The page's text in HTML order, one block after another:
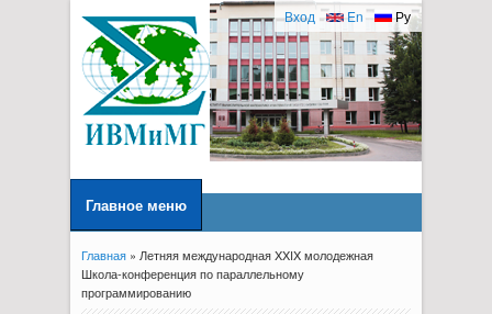
Ру
En
Вход
Главное меню
Вы здесь
Главная» Летняя международная XXIX молодежная
Школа-конференция по параллельному
программированию